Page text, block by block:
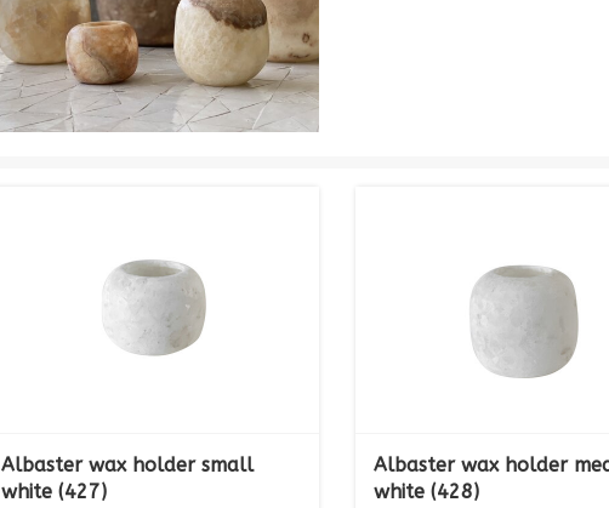
Albaster wax holder small
white (427)
Albaster wax holder
white (428)